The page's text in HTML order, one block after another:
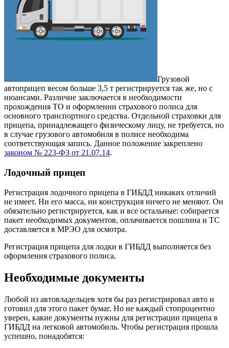
Грузовой
автоприцеп весом больше 3,5 т регистрируется так же, но с
нюансами. Различие заключается в необходимости
прохождения ТО и оформлении страхового полиса для
основного транспортного средства. Отдельной страховки для
прицепа, принадлежащего физическому лицу, не требуется, но
в случае грузового автомобиля в полисе необходима
соответствующая запись. Данное положение закреплено
законом № 223-ФЗ от 21.07.14.
Лодочный прицеп
Регистрация лодочного прицепа в ГИБДД никаких отличий
не имеет. Ни его масса, ни конструкция ничего не меняют. Он
обязательно регистрируется, как и все остальные: собирается
пакет необходимых документов, оплачивается пошлина и ТС
доставляется в МРЭО для осмотра.
Регистрация прицепа для лодки в ГИБДД выполняется без
оформления страхового полиса.
Необходимые документы
Любой из автовладельцев хотя бы раз регистрировал авто и
готовил для этого пакет бумаг. Но не каждый стопроцентно
уверен, какие документы нужны для регистрации прицепа в
ГИБДД на легковой автомобиль. Чтобы регистрация прошла
успешно, понадобятся: